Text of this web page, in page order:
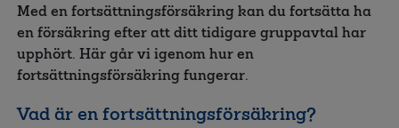
Med en fortsättningsförsäkring kan du fortsätta ha
en försäkring efter att ditt tidigare gruppavtal har
upphört. Här går vi igenom hur en
fortsättningsförsäkring fungerar.
Vad är en fortsättningsförsäkring?